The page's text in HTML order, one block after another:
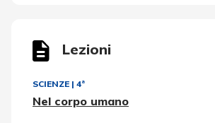
Lezioni
SCIENZE | 4ª
Nel corpo umano